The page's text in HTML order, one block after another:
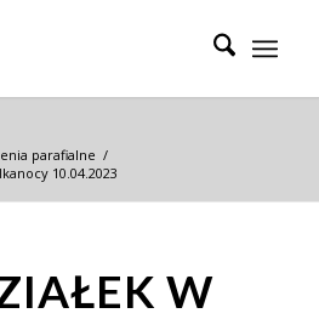
parafialne /
10.04.2023
W